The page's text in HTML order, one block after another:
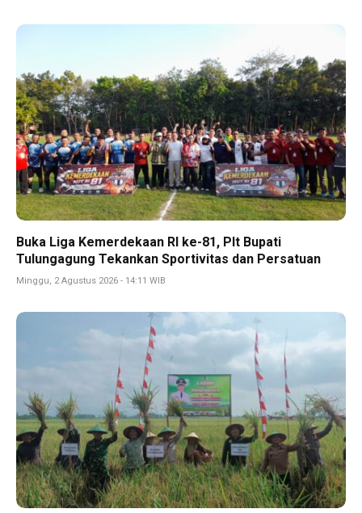
Buka Liga Kemerdekaan RI ke-81, Plt Bupati
Tulungagung Tekankan Sportivitas dan Persatuan
Minggu, 2 Agustus 2026 - 14:11 WIB